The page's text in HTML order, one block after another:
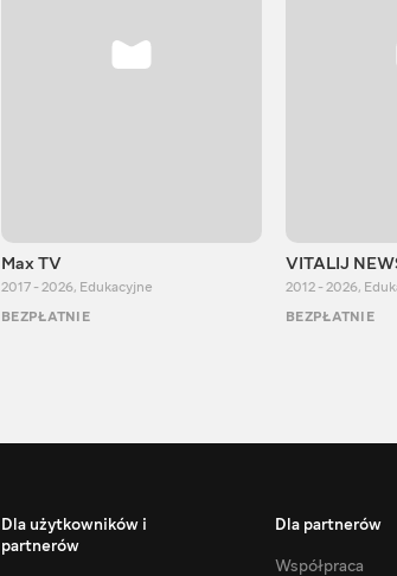
Max TV
2017 - 2026, Edukacyjne
BEZPŁATNIE
VITALIJ
2012 - 2026,
BEZPŁATNIE
Dla użytkowników i
partnerów
Dla partnerów
Współpraca